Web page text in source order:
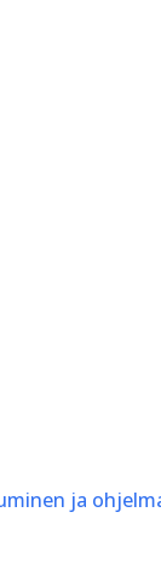
ja